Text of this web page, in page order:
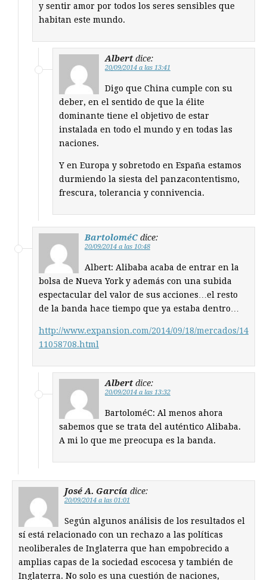
y sentir amor por todos los seres sensibles que
habitan este mundo.
Albert dice:
20/09/2014 a las 13:41
Digo que China cumple con su
deber, en el sentido de que la élite
dominante tiene el objetivo de estar
instalada en todo el mundo y en todas las
naciones.
Y en Europa y sobretodo en España estamos
durmiendo la siesta del panzacontentismo,
frescura, tolerancia y connivencia.
BartoloméC dice:
20/09/2014 a las 10:48
Albert: Alibaba acaba de entrar en la
bolsa de Nueva York y además con una subida
espectacular del valor de sus acciones…el resto
de la banda hace tiempo que ya estaba dentro…
http://www.expansion.com/2014/09/18/mercados/14
11058708.html
Albert dice:
20/09/2014 a las 13:32
BartoloméC: Al menos ahora
sabemos que se trata del auténtico Alibaba.
A mi lo que me preocupa es la banda.
José A. García dice:
20/09/2014 a las 01:01
Según algunos análisis de los resultados el
sí está relacionado con un rechazo a las políticas
neoliberales de Inglaterra que han empobrecido a
amplias capas de la sociedad escocesa y también de
Inglaterra. No solo es una cuestión de naciones,